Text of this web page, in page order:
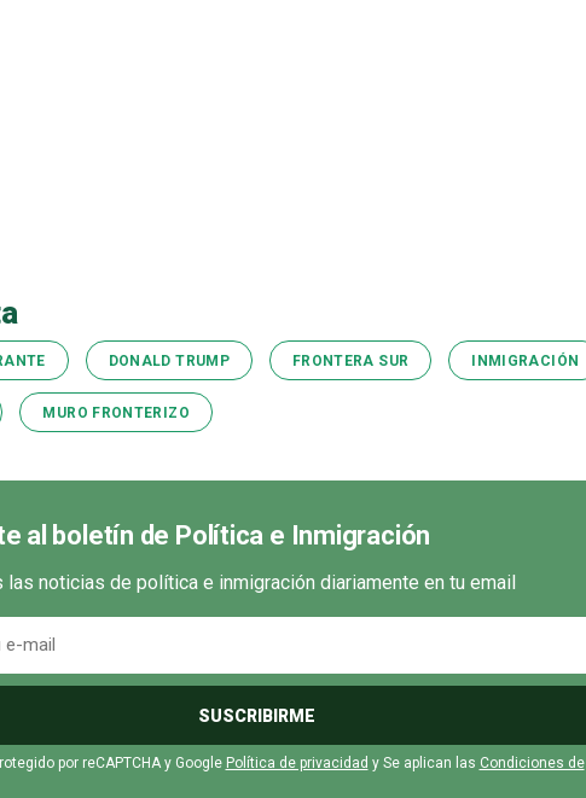
DONALD TRUMP FRONTERA SUR INMIGRACIÓN
MURO FRONTERIZO
al boletín de Política e Inmigración
las noticias de política e inmigración diariamente en tu email
SUSCRIBIRME
por reCAPTCHA y Google Política de privacidad y Se aplican las Condiciones de